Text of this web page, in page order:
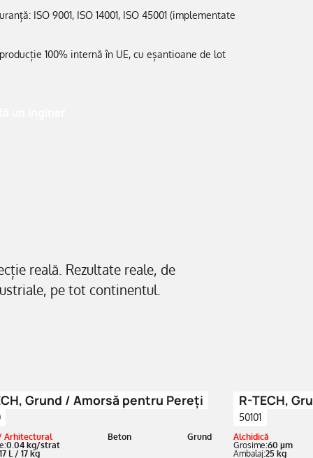
ISO 9001, ISO 14001, ISO 45001 (implementate
100% internă în UE, cu eșantioane de lot
un inginer
reală. Rezultate reale, de
pe tot continentul.
Grund / Amorsă pentru Pereți
Arhitectural Beton
Grund
0.04 kg/strat
17 L / 17 kg
R-TECH,
50101
Alchidică
Grosime:60 µm
Ambalaj:25 kg